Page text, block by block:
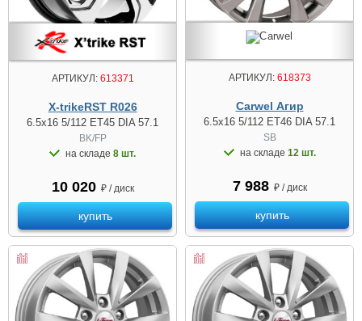
АРТИКУЛ:613371
X-trikeRST R026
6.5x16 5/112 ET45 DIA 57.1
BK/FP
на складе 8 шт.
10 020 ₽ / диск
купить
АРТИКУЛ:618373
Carwel Агир
6.5x16 5/112 ET46 DIA 57.1
SB
на складе 12 шт.
7 988 ₽ / диск
купить